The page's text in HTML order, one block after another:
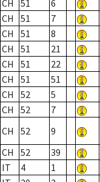
CH 51 6
CH
51 7
CH
51 8
CH
51 21
CH
51 22
CH
51 51
CH
52 5
CH
52 7
CH
52 9
CH
52 39
IT
4 1